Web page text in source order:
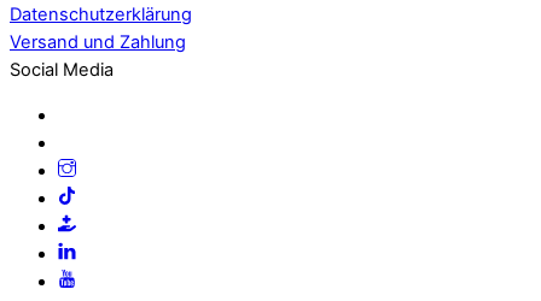
Datenschutzerklärung
Versand und Zahlung
Social Media